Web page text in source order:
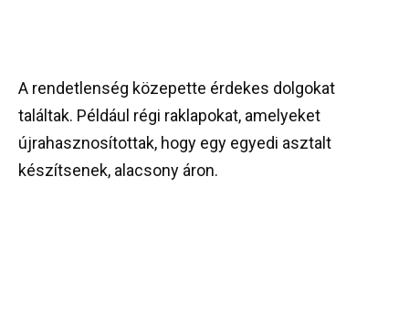
A rendetlenség közepette érdekes dolgokat
találtak. Például régi raklapokat, amelyeket
újrahasznosítottak, hogy egy egyedi asztalt
készítsenek, alacsony áron.